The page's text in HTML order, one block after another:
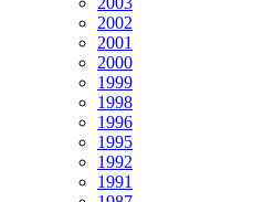
2002
2001
2000
1999
1998
1996
1995
1992
1991